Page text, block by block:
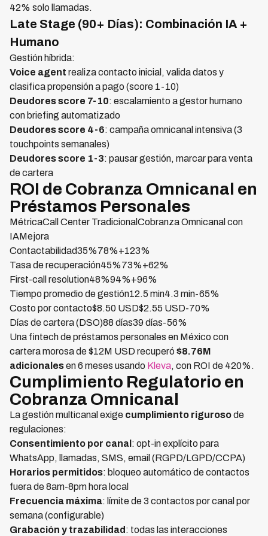
42% solo llamadas.
Late Stage (90+ Días): Combinación IA +
Humano
Gestión híbrida:
Voice agent realiza contacto inicial, valida datos y
clasifica propensión a pago (score 1-10)
Deudores score 7-10: escalamiento a gestor humano
con briefing automatizado
Deudores score 4-6: campaña omnicanal intensiva (3
touchpoints semanales)
Deudores score 1-3: pausar gestión, marcar para venta
de cartera
ROI de Cobranza Omnicanal en
Préstamos Personales
MétricaCall Center TradicionalCobranza Omnicanal con
IAMejora
Contactabilidad35%78%+123%
Tasa de recuperación45%73%+62%
First-call resolution48%94%+96%
Tiempo promedio de gestión12.5 min4.3 min-65%
Costo por contacto$8.50 USD$2.55 USD-70%
Días de cartera (DSO)88 días39 días-56%
Una fintech de préstamos personales en México con
cartera morosa de $12M USD recuperó $8.76M
adicionalesen 6 meses usando Kleva, con ROI de 420%.
Cumplimiento Regulatorio en
Cobranza Omnicanal
La gestión multicanal exige cumplimiento rigurosode
regulaciones:
Consentimiento por canal : opt-in explícito para
WhatsApp, llamadas, SMS, email (RGPD/LGPD/CCPA)
Horarios permitidos: bloqueo automático de contactos
fuera de 8am-8pm hora local
Frecuencia máxima: límite de 3 contactos por canal por
semana (configurable)
Grabación y trazabilidad : todas las interacciones